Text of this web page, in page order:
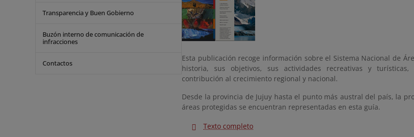
Transparencia y Buen Gobierno
Buzón interno de comunicación de
infracciones
Contactos
Esta publicación recoge información sobre el Sistema Nacional de
historia, sus objetivos, sus actividades recreativas y
contribución al crecimiento regional y nacional.
Desde la provincia de Jujuy hasta el punto más austral del país, la
áreas protegidas se encuentran representadas en esta guía.
Texto completo